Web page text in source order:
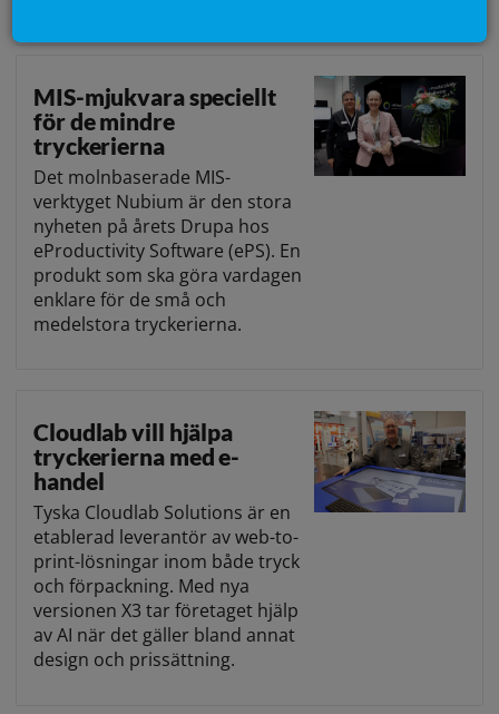
MIS-mjukvara speciellt
för de mindre
tryckerierna
Det molnbaserade MIS-
verktyget Nubium är den stora
nyheten på årets Drupa hos
eProductivity Software (ePS). En
produkt som ska göra vardagen
enklare för de små och
medelstora tryckerierna.
Cloudlab vill hjälpa
tryckerierna med e-
handel
Tyska Cloudlab Solutions är en
etablerad leverantör av web-to-
print-lösningar inom både tryck
och förpackning. Med nya
versionen X3 tar företaget hjälp
av AI när det gäller bland annat
design och prissättning.